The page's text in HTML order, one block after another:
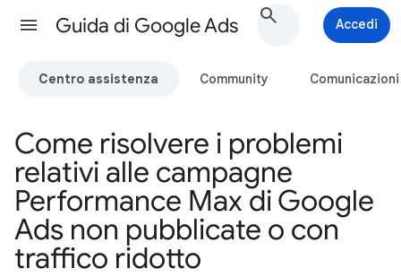
Guida di Google Ads Accedi
Centro assistenza Community Comunicazioni
Come risolvere i problemi
relativi alle campagne
Performance Max di Google
Ads non pubblicate o con
traffico ridotto